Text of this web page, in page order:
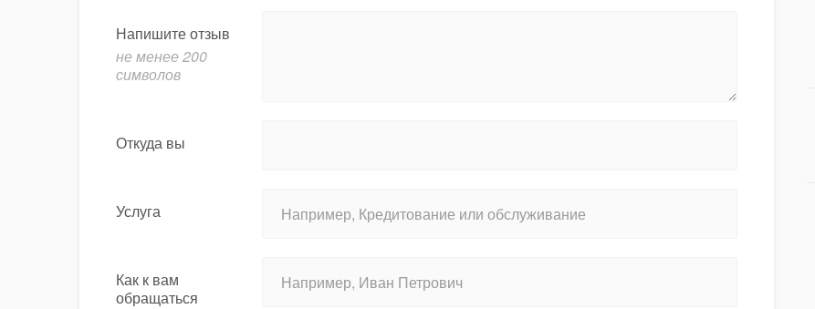
Напишите отзыв
не менее 200
символов
Откуда вы
Услуга
Как к вам
обращаться